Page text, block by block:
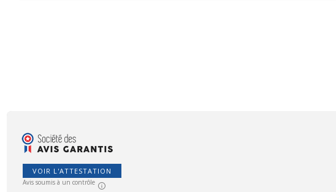
VOIR L'ATTESTATION
Avis soumis à un contrôle